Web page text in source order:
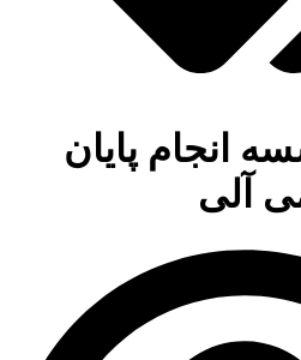
انجام پایان
آلی